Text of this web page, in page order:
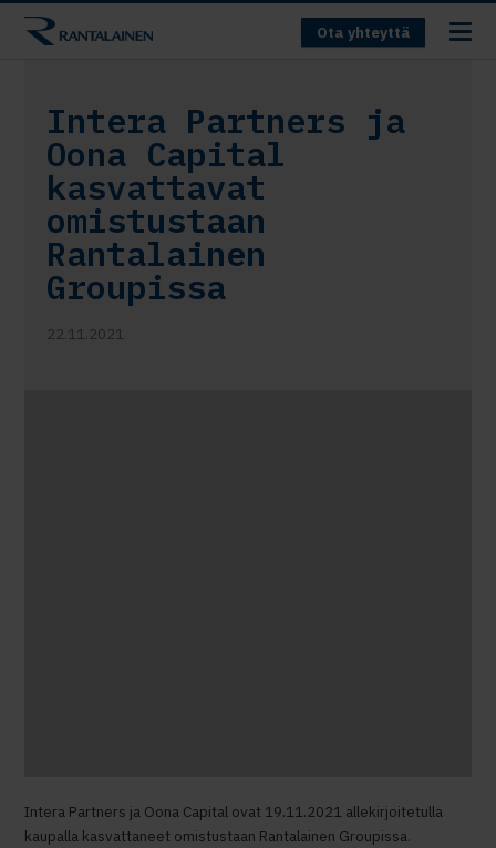
Ota yhteyttä
Intera Partners ja
Oona Capital
kasvattavat
omistustaan
Rantalainen
Groupissa
22.11.2021
Intera Partners ja Oona Capital ovat 19.11.2021 allekirjoitetulla
kaupalla kasvattaneet omistustaan Rantalainen Groupissa.